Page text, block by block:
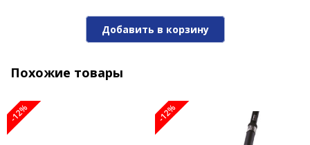
228cm M 8-28g 2pcs
-12%
Добавить в корзину
Похожие товары
-12% -12%